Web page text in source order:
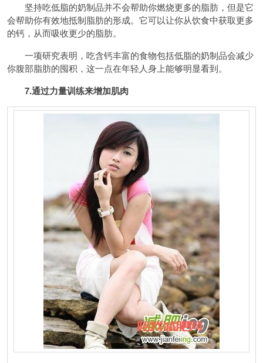
坚持吃低脂的奶制品并不会帮助你燃烧更多的脂肪，但是它
会帮助你有效地抵制脂肪的形成。它可以让你从饮食中获取更多
的钙，从而吸收更少的脂肪。
一项研究表明，吃含钙丰富的食物包括低脂的奶制品会减少
你腹部脂肪的囤积，这一点在年轻人身上能够明显看到。
7.通过力量训练来增加肌肉